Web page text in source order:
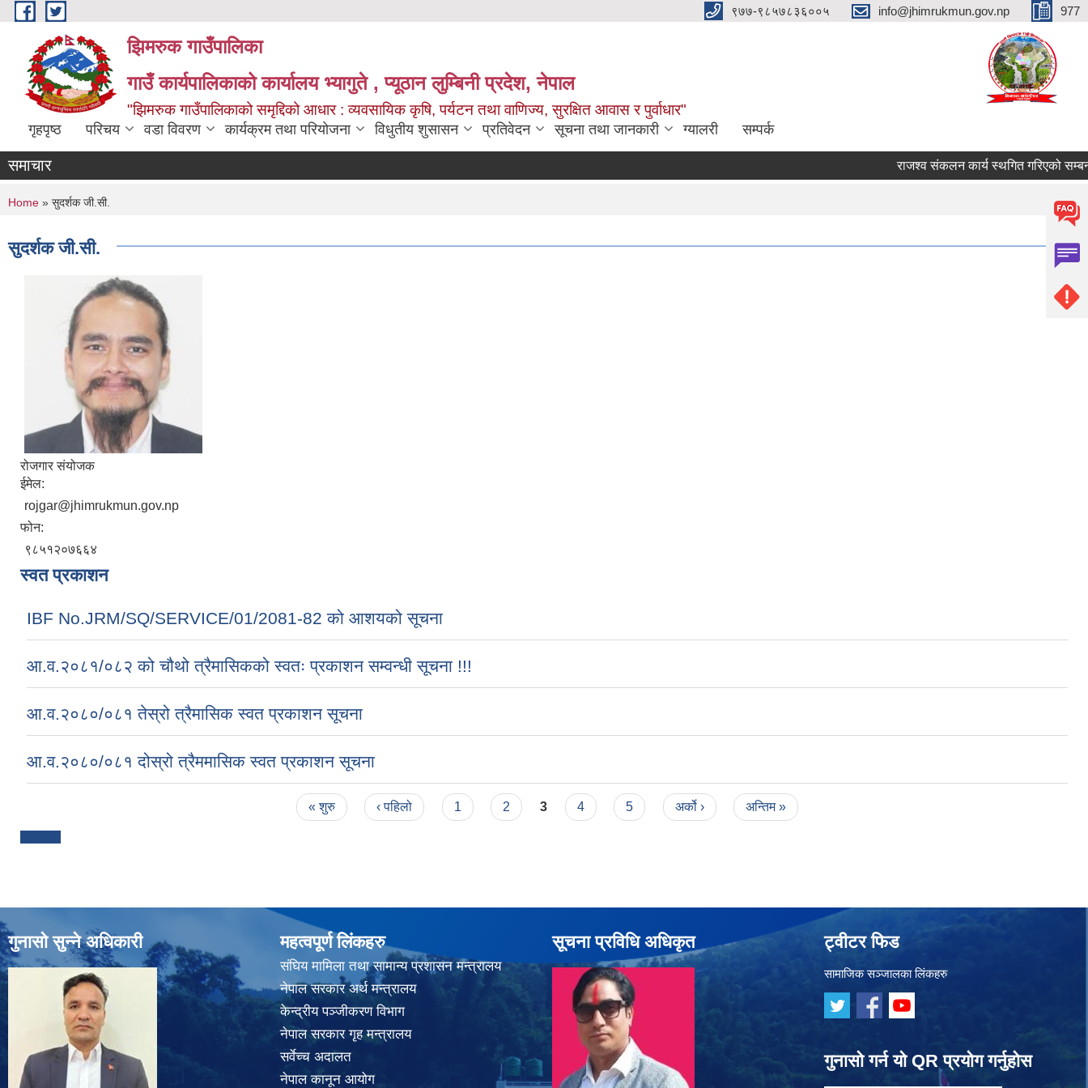
Skip to main content ९७७-९८५७८३६००५ info@jhimrukmun.gov.np 977
झिमरुक गाउँपालिका
गाउँ कार्यपालिकाको कार्यालय भ्यागुते , प्यूठान लुम्बिनी प्रदेश, नेपाल
"झिमरुक गाउँपालिकाको समृद्दिको आधार : व्यवसायिक कृषि, पर्यटन तथा वाणिज्य, सुरक्षित आवास र पुर्वाधार"
गृहपृष्ठ परिचय वडा विवरण कार्यक्रम तथा परियोजना विधुतीय शुसासन प्रतिवेदन सूचना तथा जानकारी ग्यालरी सम्पर्क
समाचार राजश्व संकलन कार्य स्थगित गरिएको सम्बन्धी
You are here
Home » सुदर्शक जी.सी.
सुदर्शक जी.सी.
रोजगार संयोजक
ईमेल:
rojgar@jhimrukmun.gov.np
फोन:
९८५१२०७६६४
स्वत प्रकाशन
IBF No.JRM/SQ/SERVICE/01/2081-82 को आशयको सूचना
आ.व.२०८१/०८२ को चौथो त्रैमासिकको स्वतः प्रकाशन सम्वन्धी सूचना !!!
आ.व.२०८०/०८१ तेस्रो त्रैमासिक स्वत प्रकाशन सूचना
आ.व.२०८०/०८१ दोस्रो त्रैममासिक स्वत प्रकाशन सूचना
« शुरु ‹ पहिलो 1 2 3 4 5 अर्को › अन्तिम »
गुनासो सुन्ने अधिकारी महत्वपूर्ण लिंकहरु
संघिय मामिला तथा सामान्य प्रशासन मन्त्रालय
नेपाल सरकार अर्थ मन्त्रालय
केन्द्रीय पञ्जीकरण विभाग
नेपाल सरकार गृह मन्त्रालय
सर्वेच्च अदालत
नेपाल कानून आयोग
सूचना प्रविधि अधिकृत ट्वीटर फिड
सामाजिक सञ्जालका लिंकहरु
गुनासो गर्न यो QR प्रयोग गर्नुहोस